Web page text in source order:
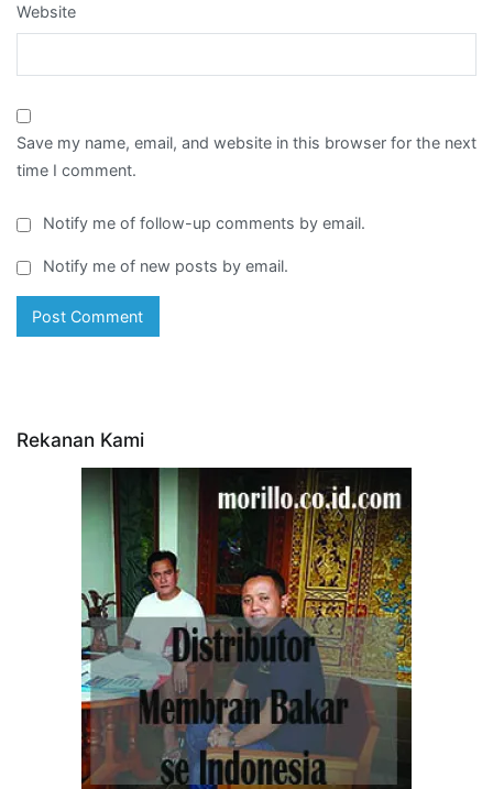
Website
Save my name, email, and website in this browser for the next
time I comment.
Notify me of follow-up comments by email.
Notify me of new posts by email.
Rekanan Kami